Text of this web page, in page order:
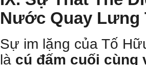
Nước Quay Lưng
Sự im lặng của Tố
là cú đấm cuối cùng